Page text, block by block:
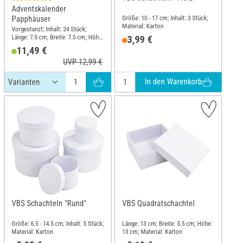
Adventskalender
Papphäuser
Vorgestanzt; Inhalt: 24 Stück;
Länge: 7.5 cm; Breite: 7.5 cm; Höhe:
11,49 €
UVP 12,99 €
Größe: 10 - 17 cm; Inhalt: 3 Stück;
Material: Karton
3,99 €
In den Warenkorb
VBS Schachteln "Rund"
Größe: 6.5 - 14.5 cm; Inhalt: 5 Stück;
Material: Karton
VBS Quadratschachtel
Länge: 13 cm; Breite: 5.5 cm; Höhe:
13 cm; Material: Karton